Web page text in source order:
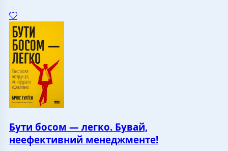
Бути босом — легко. Бувай,
неефективний менеджменте!